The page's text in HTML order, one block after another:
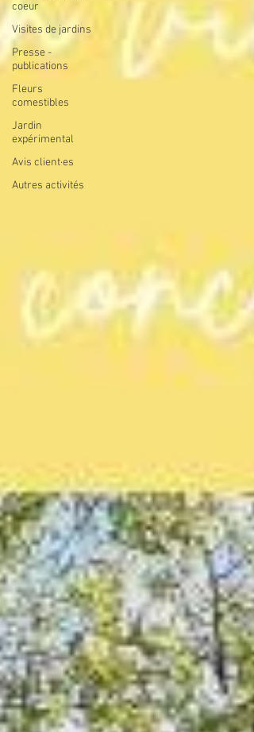
coeur
Visites de jardins
Presse -
publications
Fleurs
comestibles
Jardin
expérimental
Avis client·es
Autres activités